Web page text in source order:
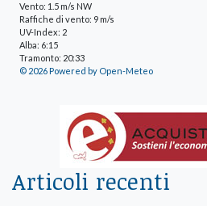
Vento: 1.5 m/s NW
Raffiche di vento: 9 m/s
UV-Index: 2
Alba: 6:15
Tramonto: 20:33
© 2026 Powered by Open-Meteo
Articoli recenti